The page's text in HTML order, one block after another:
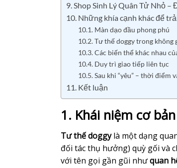
9. Shop Sinh Lý Quân Tử Nhỏ –
10. Những khía cạnh khác để
10.1. Màn dạo đầu phong phú
10.2. Tư thế doggy trong không
10.3. Các biến thể khác nhau
10.4. Duy trì giao tiếp liên tục
10.5. Sau khi “yêu” – thời điểm
11. Kết luận
1. Khái niệm cơ
Tư thế doggylà một dạng
đối tác thụ hưởng) quỳ gối và
với tên gọi gần gũi nhưquan